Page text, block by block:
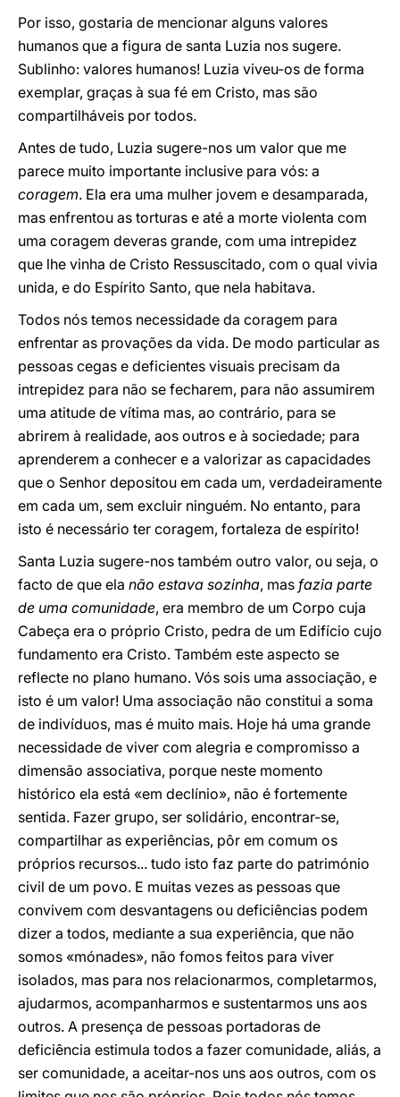
Por isso, gostaria de mencionar alguns valores
humanos que a figura de santa Luzia nos sugere.
Sublinho: valores humanos! Luzia viveu-os de forma
exemplar, graças à sua fé em Cristo, mas são
compartilháveis por todos.
Antes de tudo, Luzia sugere-nos um valor que me
parece muito importante inclusive para vós: a
coragem. Ela era uma mulher jovem e desamparada,
mas enfrentou as torturas e até a morte violenta com
uma coragem deveras grande, com uma intrepidez
que lhe vinha de Cristo Ressuscitado, com o qual vivia
unida, e do Espírito Santo, que nela habitava.
Todos nós temos necessidade da coragem para
enfrentar as provações da vida. De modo particular as
pessoas cegas e deficientes visuais precisam da
intrepidez para não se fecharem, para não assumirem
uma atitude de vítima mas, ao contrário, para se
abrirem à realidade, aos outros e à sociedade; para
aprenderem a conhecer e a valorizar as capacidades
que o Senhor depositou em cada um, verdadeiramente
em cada um, sem excluir ninguém. No entanto, para
isto é necessário ter coragem, fortaleza de espírito!
Santa Luzia sugere-nos também outro valor, ou seja, o
facto de que ela não estava sozinha, mas fazia parte
de uma comunidade, era membro de um Corpo cuja
Cabeça era o próprio Cristo, pedra de um Edifício cujo
fundamento era Cristo. Também este aspecto se
reflecte no plano humano. Vós sois uma associação, e
isto é um valor! Uma associação não constitui a soma
de indivíduos, mas é muito mais. Hoje há uma grande
necessidade de viver com alegria e compromisso a
dimensão associativa, porque neste momento
histórico ela está «em declínio», não é fortemente
sentida. Fazer grupo, ser solidário, encontrar-se,
compartilhar as experiências, pôr em comum os
próprios recursos... tudo isto faz parte do património
civil de um povo. E muitas vezes as pessoas que
convivem com desvantagens ou deficiências podem
dizer a todos, mediante a sua experiência, que não
somos «mónades», não fomos feitos para viver
isolados, mas para nos relacionarmos, completarmos,
ajudarmos, acompanharmos e sustentarmos uns aos
outros. A presença de pessoas portadoras de
deficiência estimula todos a fazer comunidade, aliás, a
ser comunidade, a aceitar-nos uns aos outros, com os